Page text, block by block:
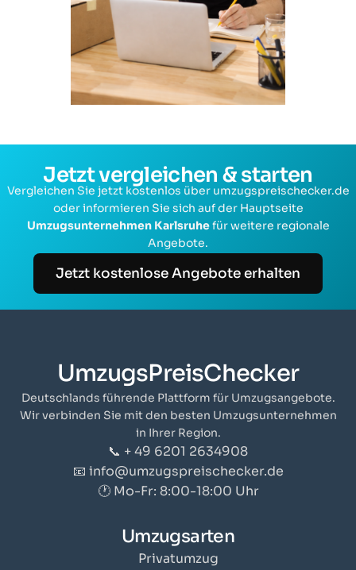
Jetzt vergleichen & starten
Vergleichen Sie jetzt kostenlos über umzugspreischecker.de
oder informieren Sie sich auf der Hauptseite
Umzugsunternehmen Karlsruhefür weitere regionale
Angebote.
Jetzt kostenlose Angebote erhalten
UmzugsPreisChecker
Deutschlands führende Plattform für Umzugsangebote.
Wir verbinden Sie mit den besten Umzugsunternehmen
in Ihrer Region.
📞 + 49 6201 2634908
📧 info@umzugspreischecker.de
🕐 Mo-Fr: 8:00-18:00 Uhr
Umzugsarten
Privatumzug